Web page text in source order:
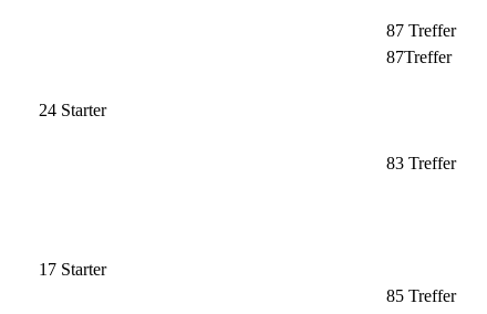
87 Treffer
87Treffer
24 Starter
83 Treffer
17 Starter
85 Treffer